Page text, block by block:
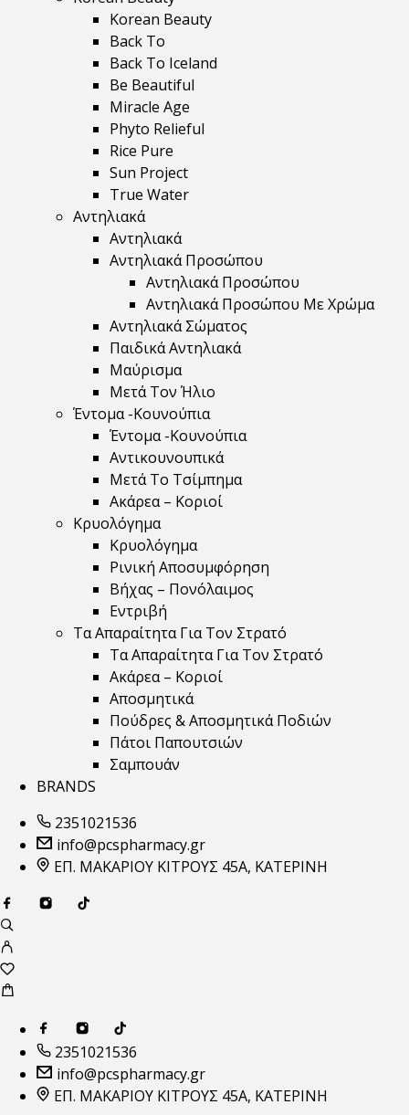
Korean Beauty
Back To
Back To Iceland
Be Beautiful
Miracle Age
Phyto Relieful
Rice Pure
Sun Project
True Water
Αντηλιακά
Αντηλιακά
Αντηλιακά Προσώπου
Αντηλιακά Προσώπου
Αντηλιακά Προσώπου Με Χρώμα
Αντηλιακά Σώματος
Παιδικά Αντηλιακά
Μαύρισμα
Mετά Τον Ήλιο
Έντομα -Κουνούπια
Έντομα -Κουνούπια
Αντικουνουπικά
Μετά Το Τσίμπημα
Ακάρεα – Κοριοί
Κρυολόγημα
Κρυολόγημα
Ρινική Αποσυμφόρηση
Βήχας – Πονόλαιμος
Εντριβή
Τα Απαραίτητα Για Τον Στρατό
Τα Απαραίτητα Για Τον Στρατό
Ακάρεα – Κοριοί
Αποσμητικά
Πούδρες & Αποσμητικά Ποδιών
Πάτοι Παπουτσιών
Σαμπουάν
BRANDS
2351021536
info@pcspharmacy.gr
ΕΠ. ΜΑΚΑΡΙΟΥ ΚΙΤΡΟΥΣ 45Α, ΚΑΤΕΡΙΝΗ
2351021536
info@pcspharmacy.gr
ΕΠ. ΜΑΚΑΡΙΟΥ ΚΙΤΡΟΥΣ 45Α, ΚΑΤΕΡΙΝΗ